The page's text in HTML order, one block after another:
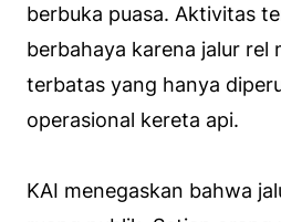
berbuka puasa. Aktivitas
berbahaya karena jalur rel
terbatas yang hanya
operasional kereta api.
KAI menegaskan bahwa